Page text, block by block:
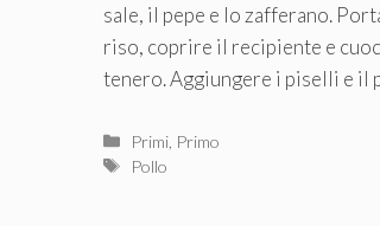
sale, il pepe e lo zafferano.
riso, coprire il recipiente e
tenero. Aggiungere i piselli e il
Categorie
Primi Primo
Tag
Pollo